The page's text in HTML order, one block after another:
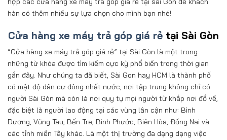
hàn có thêm nhiều sự lựa chọn cho mình bạn nhé!
Cửa hàng xe máy trả góp giá rẻ tại Sài Gòn
“Cửa hàng xe máy trả góp giá rẻ” tại Sài Gòn là một trong
những từ khóa được tìm kiếm cực kỳ phổ biến trong thời gian
gần đây. Như chúng ta đã biết, Sài Gon hay HCM là thành phố
có mật độ dân cư đông nhất nước, nơi tập trung không chỉ có
người Sài Gòn mà còn là nơi quy tụ mọi người từ khắp nơi đổ về,
đặc biệt là người lao động tại các vùng lân cận như: Bình
Dương, Vũng Tàu, Bến Tre, Bình Phước, Biên Hòa, Đồng Nai và
các tỉnh miền Tây khác. Là một thị trường đa dạng dạng việc